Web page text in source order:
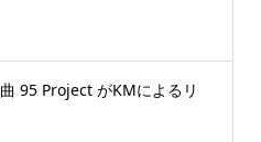
95 Project がKMによるリ